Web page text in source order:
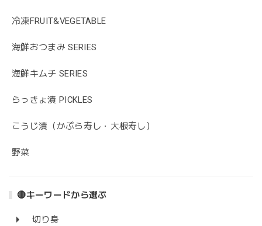
冷凍FRUIT&VEGETABLE
海鮮おつまみ SERIES
海鮮キムチ SERIES
らっきょ漬 PICKLES
こうじ漬（かぶら寿し・大根寿し）
野菜
🔴キーワードから選ぶ
切り身